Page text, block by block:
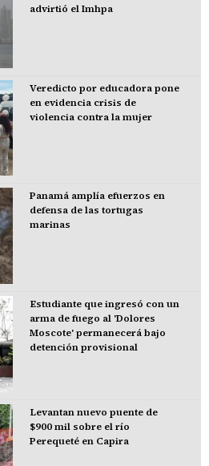
advirtió el Imhpa
Veredicto por educadora pone
en evidencia crisis de
violencia contra la mujer
Panamá amplía efuerzos en
defensa de las tortugas
marinas
Estudiante que ingresó con un
arma de fuego al 'Dolores
Moscote' permanecerá bajo
detención provisional
Levantan nuevo puente de
$900 mil sobre el río
Perequeté en Capira